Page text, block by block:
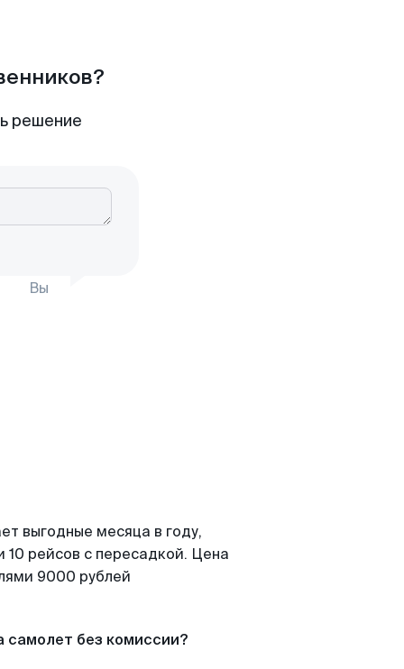
решение
Вы
выгодные месяца в году,
рейсов с пересадкой. Цена
9000 рублей
самолет без комиссии?